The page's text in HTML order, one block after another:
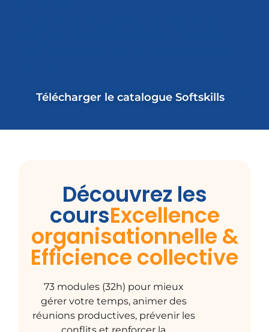
Télécharger le catalogue Softskills
Découvrez les
coursExcellence
organisationnelle &
Efficience collective
73 modules (32h) pour mieux
gérer votre temps, animer des
réunions productives, prévenir les